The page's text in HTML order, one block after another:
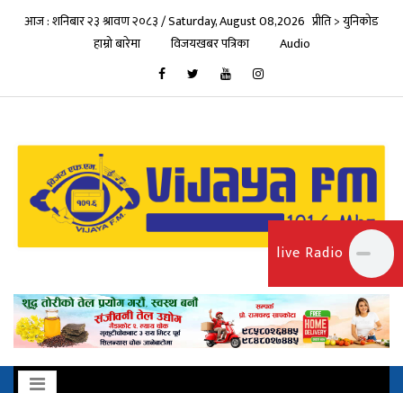
आज : शनिबार २३ श्रावण २०८३ / Saturday, August 08,2026 प्रीति > युनिकोड
हाम्रो बारेमा
विजयखबर पत्रिका Audio
live Radio